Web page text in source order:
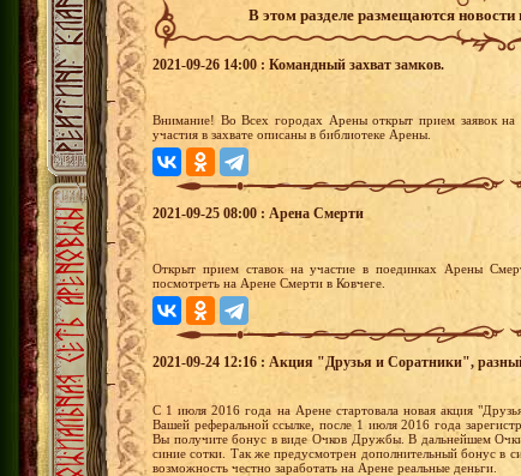
В этом разделе размещаются
2021-09-26 14:00 : Командный захват замков.
Внимание! Во Всех городах Арены открыт прием заявок на
участия в захвате описаны в библиотеке Арены.
2021-09-25 08:00 : Арена Смерти
Открыт прием ставок на участие в поединках Арены
посмотреть на Арене Смерти в Ковчеге.
2021-09-24 12:16 : Акция "Друзья и Соратники",
С 1 июля 2016 года на Арене стартовала новая акция
Вашей реферальной ссылке, после 1 июля 2016 года
Вы получите бонус в виде Очков Дружбы. В дальнейшем
синие сотки. Так же предусмотрен дополнительный бонус в
возможность честно заработать на Арене реальные деньги.